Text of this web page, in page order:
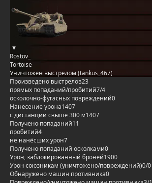
Rostov_
Tortoise
Уничтожен выстрелом (tankus_467)
Произведено выстрелов23
прямых попаданий/пробитий7/4
осколочно-фугасных повреждений0
Нанесение урона1407
с дистанции свыше 300 м1407
Получено попаданий11
пробитий4
не нанёсших урон7
Получено попаданий осколками0
Урон, заблокированный бронёй1900
Урон союзникам (уничтожено/повреждений)0/0
Обнаружено машин противника0